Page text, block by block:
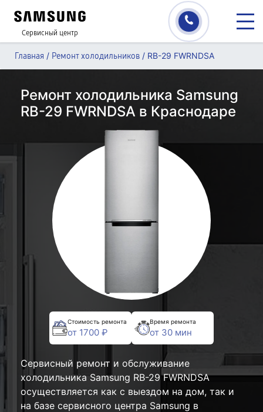
Сервисный центр
Главная / Ремонт холодильников / RB-29 FWRNDSA
Ремонт холодильника Samsung
RB-29 FWRNDSA в Краснодаре
Стоимость ремонта
от 1700 ₽
Время ремонта
от 30 мин
Сервисный ремонт и обслуживание
холодильника Samsung RB-29 FWRNDSA
осуществляется как с выездом на дом, так и
на базе сервисного центра Samsung в